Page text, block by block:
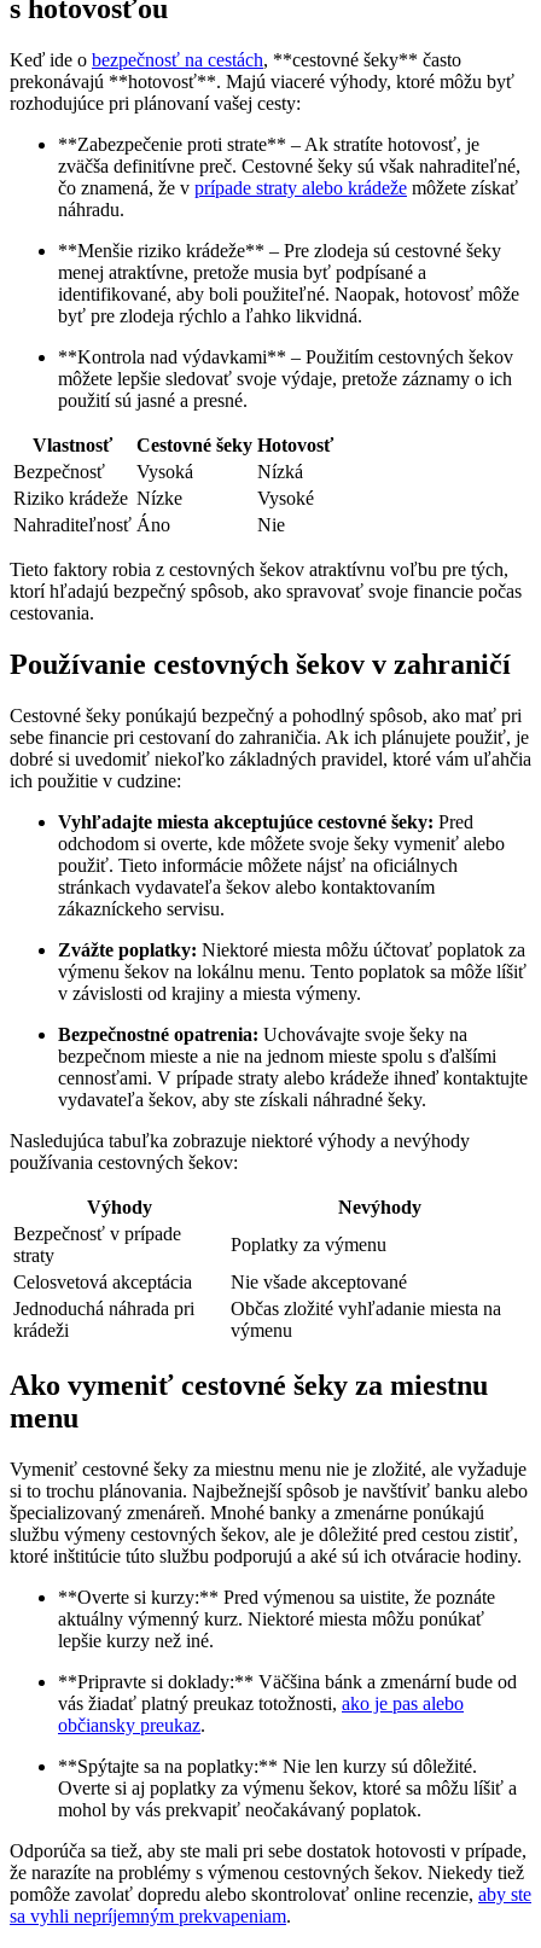
s hotovosťou
Keď ide o bezpečnosť na cestách, **cestovné šeky** často
prekonávajú **hotovosť**. Majú viaceré výhody, ktoré môžu byť
rozhodujúce pri plánovaní vašej cesty:
**Zabezpečenie proti strate** – Ak stratíte hotovosť, je
zväčša definitívne preč. Cestovné šeky sú však nahraditeľné,
čo znamená, že v prípade straty alebo krádeže môžete získať
náhradu.
**Menšie riziko krádeže** – Pre zlodeja sú cestovné šeky
menej atraktívne, pretože musia byť podpísané a
identifikované, aby boli použiteľné. Naopak, hotovosť môže
byť pre zlodeja rýchlo a ľahko likvidná.
**Kontrola nad výdavkami** – Použitím cestovných šekov
môžete lepšie sledovať svoje výdaje, pretože záznamy o ich
použití sú jasné a presné.
Vlastnosť Cestovné šeky Hotovosť
Bezpečnosť
Vysoká
Nízká
Riziko krádeže Nízke
Vysoké
Nahraditeľnosť Áno Nie
Tieto faktory robia z cestovných šekov atraktívnu voľbu pre tých,
ktorí hľadajú bezpečný spôsob, ako spravovať svoje financie počas
cestovania.
Používanie cestovných šekov v zahraničí
Cestovné šeky ponúkajú bezpečný a pohodlný spôsob, ako mať pri
sebe financie pri cestovaní do zahraničia. Ak ich plánujete použiť, je
dobré si uvedomiť niekoľko základných pravidel, ktoré vám uľahčia
ich použitie v cudzine:
Vyhľadajte miesta akceptujúce cestovné šeky: Pred
odchodom si overte, kde môžete svoje šeky vymeniť alebo
použiť. Tieto informácie môžete nájsť na oficiálnych
stránkach vydavateľa šekov alebo kontaktovaním
zákazníckeho servisu.
Zvážte poplatky: Niektoré miesta môžu účtovať poplatok za
výmenu šekov na lokálnu menu. Tento poplatok sa môže líšiť
v závislosti od krajiny a miesta výmeny.
Bezpečnostné opatrenia: Uchovávajte svoje šeky na
bezpečnom mieste a nie na jednom mieste spolu s ďalšími
cennosťami. V prípade straty alebo krádeže ihneď kontaktujte
vydavateľa šekov, aby ste získali náhradné šeky.
Nasledujúca tabuľka zobrazuje niektoré výhody a nevýhody
používania cestovných šekov:
Výhody
Nevýhody
Bezpečnosť v prípade
straty
Poplatky za výmenu
Celosvetová akceptácia
Nie všade akceptované
Jednoduchá náhrada pri
krádeži
Občas zložité vyhľadanie miesta na
výmenu
Ako vymeniť cestovné šeky za miestnu
menu
Vymeniť cestovné šeky za miestnu menu nie je zložité, ale vyžaduje
si to trochu plánovania. Najbežnejší spôsob je navštíviť banku alebo
špecializovaný zmenáreň. Mnohé banky a zmenárne ponúkajú
službu výmeny cestovných šekov, ale je dôležité pred cestou zistiť,
ktoré inštitúcie túto službu podporujú a aké sú ich otváracie hodiny.
**Overte si kurzy:** Pred výmenou sa uistite, že poznáte
aktuálny výmenný kurz. Niektoré miesta môžu ponúkať
lepšie kurzy než iné.
**Pripravte si doklady:** Väčšina bánk a zmenární bude od
vás žiadať platný preukaz totožnosti, ako je pas alebo
občiansky preukaz.
**Spýtajte sa na poplatky:** Nie len kurzy sú dôležité.
Overte si aj poplatky za výmenu šekov, ktoré sa môžu líšiť a
mohol by vás prekvapiť neočakávaný poplatok.
Odporúča sa tiež, aby ste mali pri sebe dostatok hotovosti v prípade,
že narazíte na problémy s výmenou cestovných šekov. Niekedy tiež
pomôže zavolať dopredu alebo skontrolovať online recenzie, aby ste
sa vyhli nepríjemným prekvapeniam.